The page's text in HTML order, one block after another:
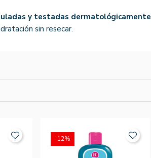
y testadas dermatológicamente
sin resecar.
-12%